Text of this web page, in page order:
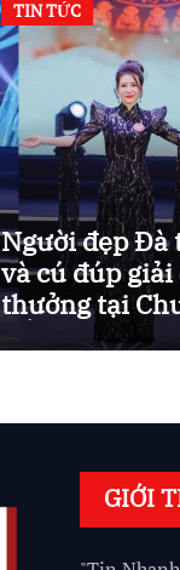
TIN TỨC
Người đẹp Đà
và cú đúp giải
thưởng tại
kết Hoa hậu
GIỚI